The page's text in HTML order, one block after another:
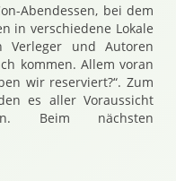
Abendessen, bei dem
in verschiedene Lokale
Verleger und Autoren
kommen. Allem voran
wir reserviert?“. Zum
es aller Voraussicht
Beim nächsten